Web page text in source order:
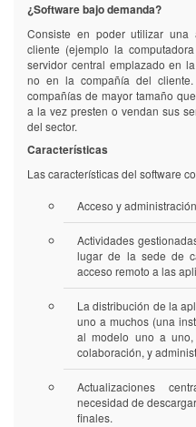
¿Software bajo demanda?
Consiste en poder utilizar una
cliente (ejemplo la
servidor central emplazado en
no en la compañía del
compañías de mayor tamaño
a la vez presten o vendan sus
del sector.
Características
Las características del software
Acceso y
Actividades
lugar de la sede de
acceso remoto a las
La distribución de la
uno a muchos (una
al modelo uno a uno,
colaboración, y
Actualizaciones
necesidad de
finales.